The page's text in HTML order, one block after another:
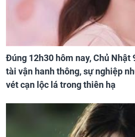
Đúng 12h30 hôm nay, Chủ Nhật
tài vận hanh thông, sự nghiệp
vét cạn lộc lá trong thiên hạ